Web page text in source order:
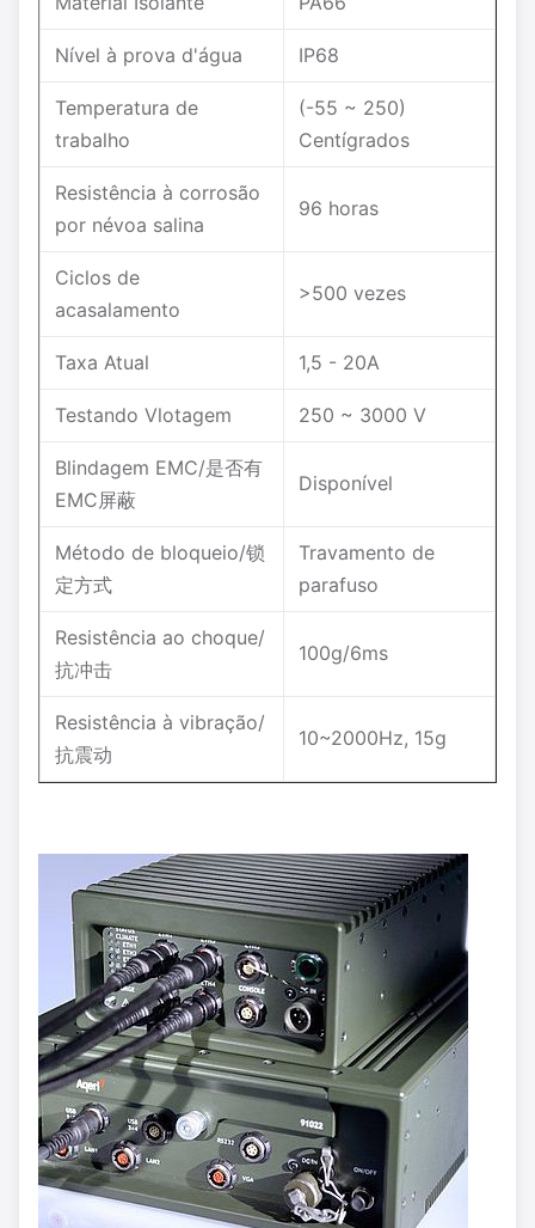
Nível à prova d'água IP68
Temperatura de
trabalho
(-55 ~ 250)
Centígrados
Resistência à corrosão
por névoa salina
96 horas
Ciclos de
acasalamento
>500 vezes
Taxa Atual 1,5 - 20A
Testando Vlotagem 250 ~ 3000 V
Blindagem EMC/是否有
EMC屏蔽
Disponível
Método de bloqueio/锁
定方式
Travamento de
parafuso
Resistência ao choque/
抗冲击
100g/6ms
Resistência à vibração/
抗震动
10~2000Hz, 15g